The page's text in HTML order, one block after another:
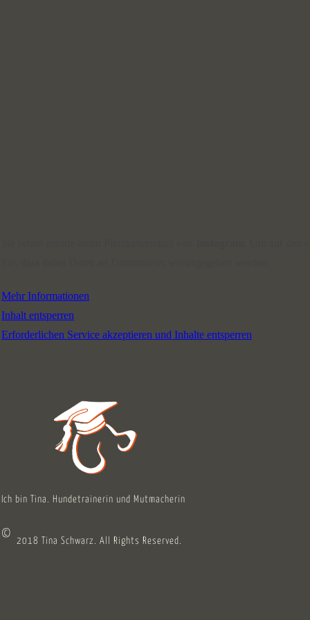
Mehr Informationen
Inhalt entsperren
Erforderlichen Service akzeptieren und Inhalte entsperren
Ich bin Tina. Hundetrainerin und Mutmacherin
© 2018 Tina Schwarz. All Rights Reserved.